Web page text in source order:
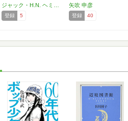
ミン…
登録 5
矢吹 申彦
登録 40